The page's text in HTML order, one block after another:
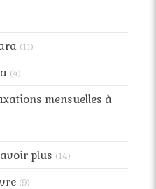
(11)
(4)
mensuelles à
plus (14)
(9)